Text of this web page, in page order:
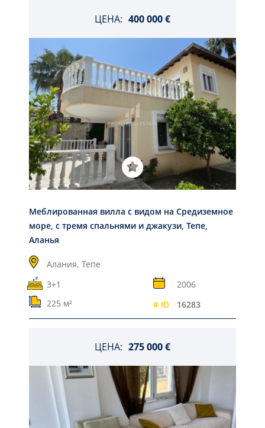
ЦЕНА: 400 000 €
Меблированная вилла с видом на Средиземное
море, с тремя спальнями и джакузи, Тепе,
Аланья
Алания, Тепе
3+1
2006
225 м²
# ID 16283
ЦЕНА: 275 000 €